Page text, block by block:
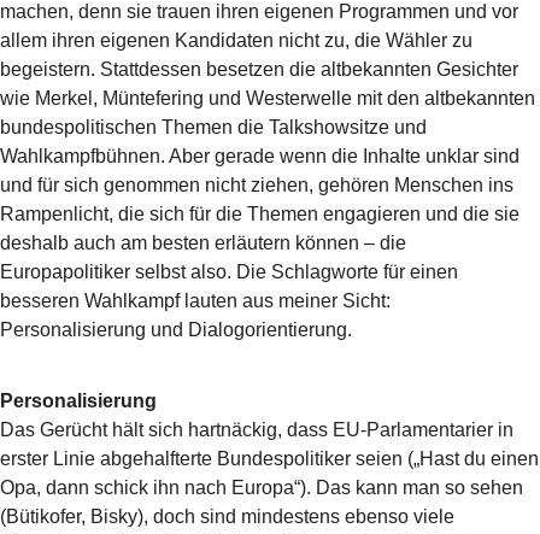
machen, denn sie trauen ihren eigenen Programmen und vor
allem ihren eigenen Kandidaten nicht zu, die Wähler zu
begeistern. Stattdessen besetzen die altbekannten Gesichter
wie Merkel, Müntefering und Westerwelle mit den altbekannten
bundespolitischen Themen die Talkshowsitze und
Wahlkampfbühnen. Aber gerade wenn die Inhalte unklar sind
und für sich genommen nicht ziehen, gehören Menschen ins
Rampenlicht, die sich für die Themen engagieren und die sie
deshalb auch am besten erläutern können – die
Europapolitiker selbst also. Die Schlagworte für einen
besseren Wahlkampf lauten aus meiner Sicht:
Personalisierung und Dialogorientierung.
Personalisierung
Das Gerücht hält sich hartnäckig, dass EU-Parlamentarier in
erster Linie abgehalfterte Bundespolitiker seien („Hast du einen
Opa, dann schick ihn nach Europa“). Das kann man so sehen
(Bütikofer, Bisky), doch sind mindestens ebenso viele